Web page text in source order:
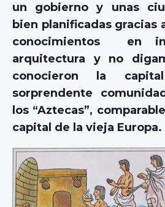
un gobierno y unas
bien planificadas gracias
conocimientos en
arquitectura y no
conocieron la
sorprendente
los “Aztecas”,
capital de la vieja Europa.